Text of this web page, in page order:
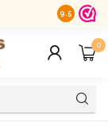
14 dagen
9.5
0